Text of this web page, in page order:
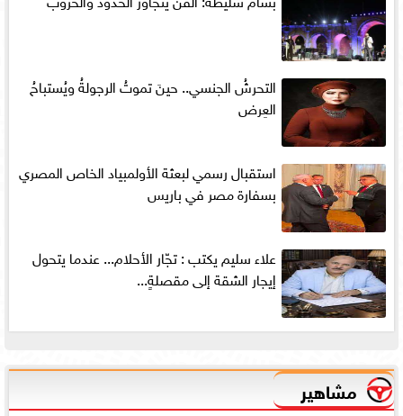
التحرشُ الجنسي.. حينَ تموتُ الرجولةُ ويُستباحُ
العِرض
استقبال رسمي لبعثة الأولمبياد الخاص المصري
بسفارة مصر في باريس
علاء سليم يكتب : تجّار الأحلام... عندما يتحول
إيجار الشقة إلى مقصلةٍ...
مشاهير